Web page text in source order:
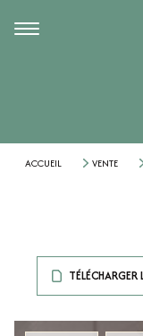
ACCUEIL VENTE
TÉLÉCHARGER